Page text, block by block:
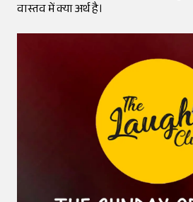
वास्तव में क्या अर्थ है।